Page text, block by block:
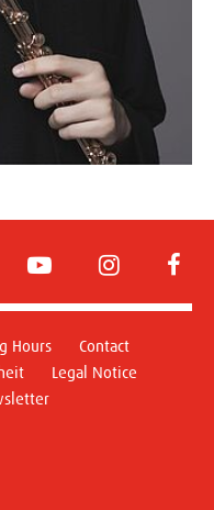
YouTube Instagram
Hours
Contact
Legal Notice